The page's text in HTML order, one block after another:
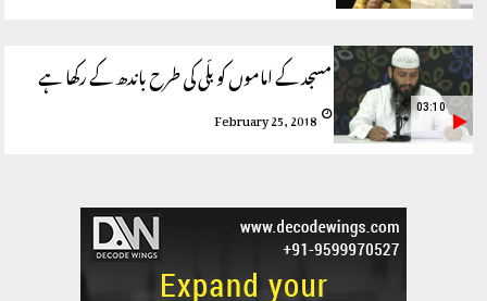
مسجد کے اماموں کو بلّی کی طرح باندھ کے رکھا ہے
February 25, 2018 03:10